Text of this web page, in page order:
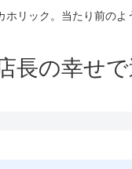
リック。当たり前の
長の幸せで